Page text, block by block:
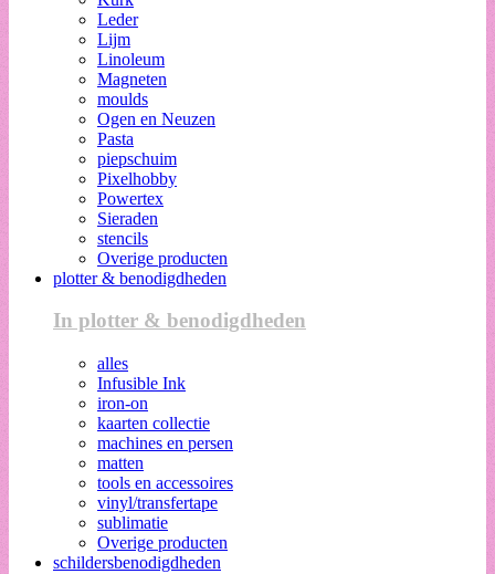
Leder
Lijm
Linoleum
Magneten
moulds
Ogen en Neuzen
Pasta
piepschuim
Pixelhobby
Powertex
Sieraden
stencils
Overige producten
plotter & benodigdheden
In plotter & benodigdheden
alles
Infusible Ink
iron-on
kaarten collectie
machines en persen
matten
tools en accessoires
vinyl/transfertape
sublimatie
Overige producten
schildersbenodigdheden